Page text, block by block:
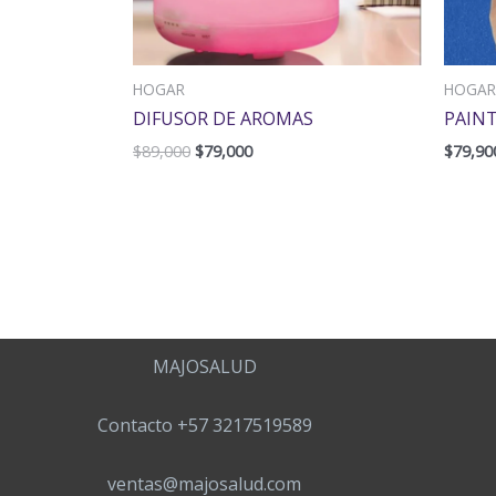
HOGAR
DIFUSOR DE AROMAS
$89,000 $79,000
HOGAR
$
MAJOSALUD
Contacto +57 3217519589
ventas@majosalud.com